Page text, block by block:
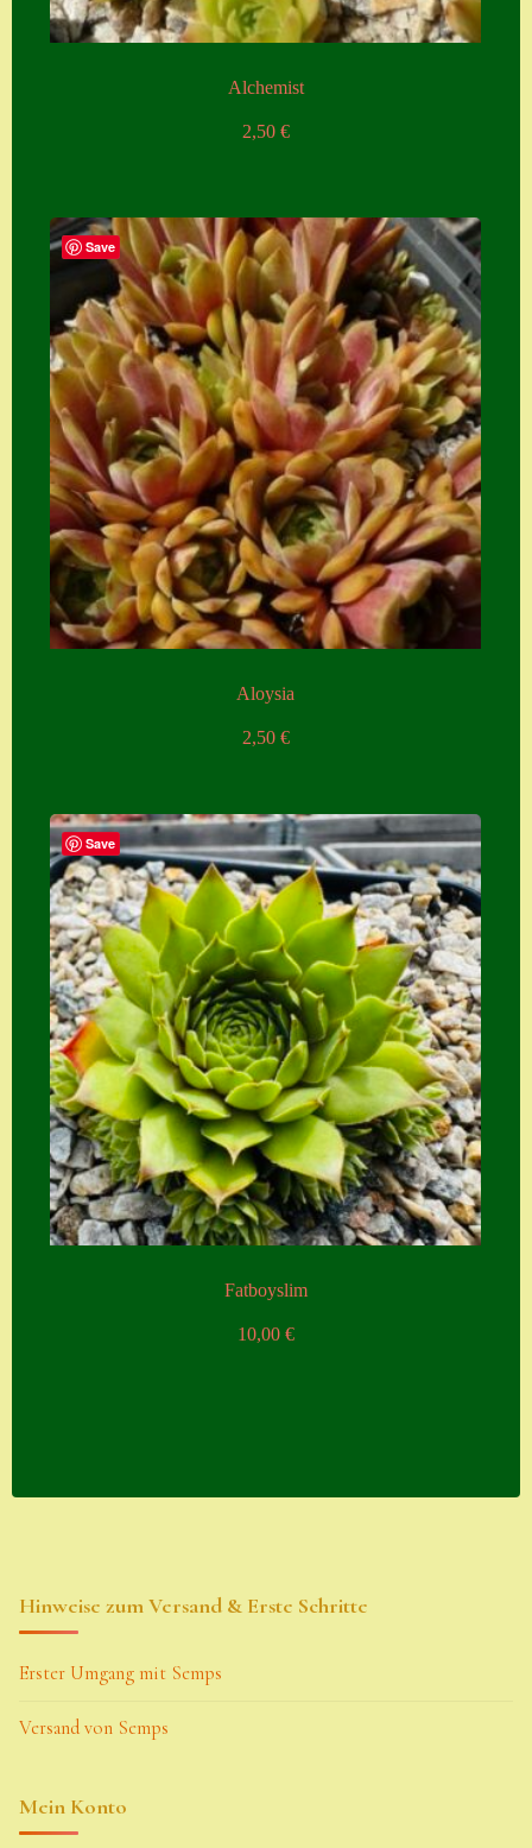
Alchemist
2,50 €
Save
Aloysia
2,50 €
Save
Fatboyslim
10,00 €
Hinweise zum Versand & Erste Schritte
Erster Umgang mit Semps
Versand von Semps
Mein Konto